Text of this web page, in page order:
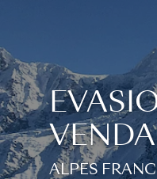
VENDA
ALPES